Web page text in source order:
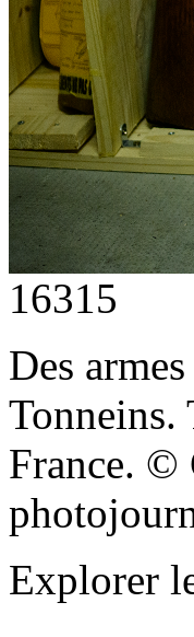
16315
Des
Tonneins.
France. ©
Explorer